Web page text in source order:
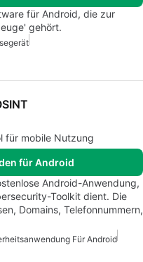
für Android, die zur
gehört.
für mobile Nutzung
für Android
Android-Anwendung,
Toolkit dient. Die
Domains, Telefonnummern,
Für Android